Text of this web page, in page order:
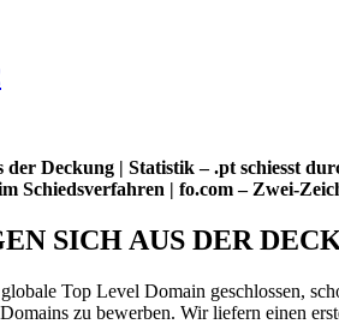
Deckung | Statistik – .pt schiesst
Schiedsverfahren | fo.com – Zwei-
SICH AUS DER
Top Level Domain geschlossen,
zu bewerben. Wir liefern einen